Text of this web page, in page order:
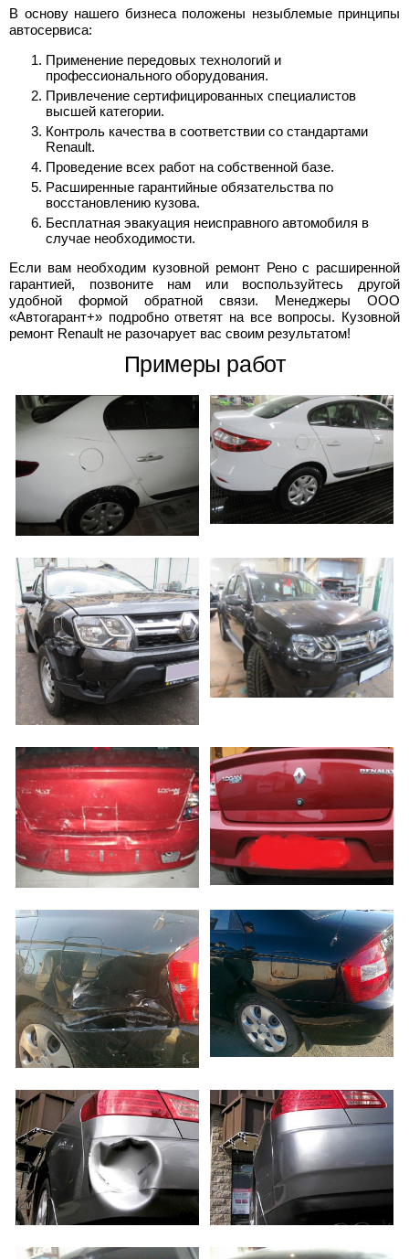
В основу нашего бизнеса положены незыблемые принципы
автосервиса:
Применение передовых технологий и
профессионального оборудования.
Привлечение сертифицированных специалистов
высшей категории.
Контроль качества в соответствии со стандартами
Renault.
Проведение всех работ на собственной базе.
Расширенные гарантийные обязательства по
восстановлению кузова.
Бесплатная эвакуация неисправного автомобиля в
случае необходимости.
Если вам необходим кузовной ремонт Рено с расширенной
гарантией, позвоните нам или воспользуйтесь другой
удобной формой обратной связи. Менеджеры ООО
«Автогарант+» подробно ответят на все вопросы. Кузовной
ремонт Renault не разочарует вас своим результатом!
Примеры работ